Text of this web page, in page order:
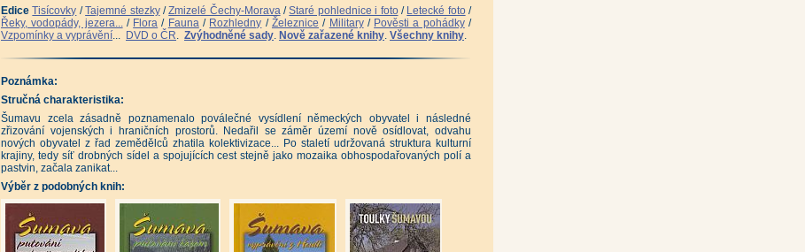
EdiceTisícovky /Tajemné stezky/Zmizelé Čechy-Morava/Staré pohlednice i foto/ Letecké foto/
Řeky, vodopády, jezera.../ Flora / Fauna/ Rozhledny / Železnice / Military/ Pověsti a pohádky/
Vzpomínky a vyprávění... DVD o ČR. Zvýhodněné sady. Nově zařazené knihy. Všechny knihy.
Poznámka:
Stručná charakteristika:
Šumavu zcela zásadně poznamenalo poválečné vysídlení německých obyvatel i následné
zřizování vojenských i hraničních prostorů. Nedařil se záměr území nově osídlovat, odvahu
nových obyvatel z řad zemědělců zhatila kolektivizace... Po staletí udržovaná struktura kulturní
krajiny, tedy síť drobných sídel a spojujících cest stejně jako mozaika obhospodařovaných polí a
pastvin, začala zanikat...
Výběr z podobných knih: